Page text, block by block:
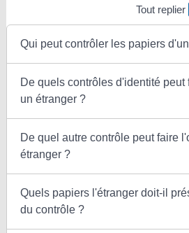
Tout replier
Qui peut contrôler les papiers
De quels contrôles d'identité peut
un étranger ?
De quel autre contrôle peut faire
étranger ?
Quels papiers l'étranger doit-il
du contrôle ?